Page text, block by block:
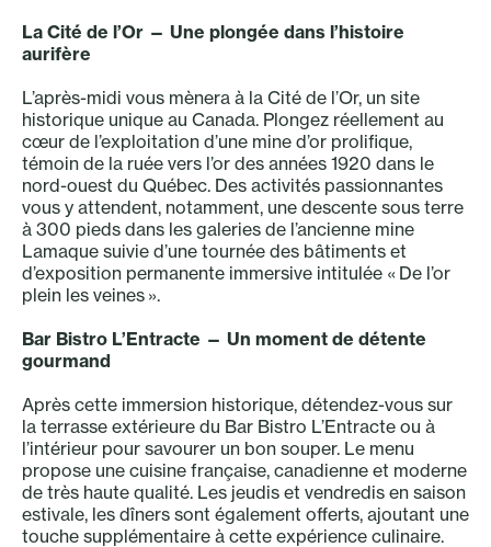
La Cité de l’Or — Une plongée dans l’histoire
aurifère
L’après-midi vous mènera à la Cité de l’Or, un site
historique unique au Canada. Plongez réellement au
cœur de l’exploitation d’une mine d’or prolifique,
témoin de la ruée vers l’or des années 1920 dans le
nord-ouest du Québec. Des activités passionnantes
vous y attendent, notamment, une descente sous terre
à 300 pieds dans les galeries de l’ancienne mine
Lamaque suivie d’une tournée des bâtiments et
d’exposition permanente immersive intitulée « De l’or
plein les veines ».
Bar Bistro L’Entracte — Un moment de détente
gourmand
Après cette immersion historique, détendez-vous sur
la terrasse extérieure du Bar Bistro L’Entracte ou à
l’intérieur pour savourer un bon souper. Le menu
propose une cuisine française, canadienne et moderne
de très haute qualité. Les jeudis et vendredis en saison
estivale, les dîners sont également offerts, ajoutant une
touche supplémentaire à cette expérience culinaire.